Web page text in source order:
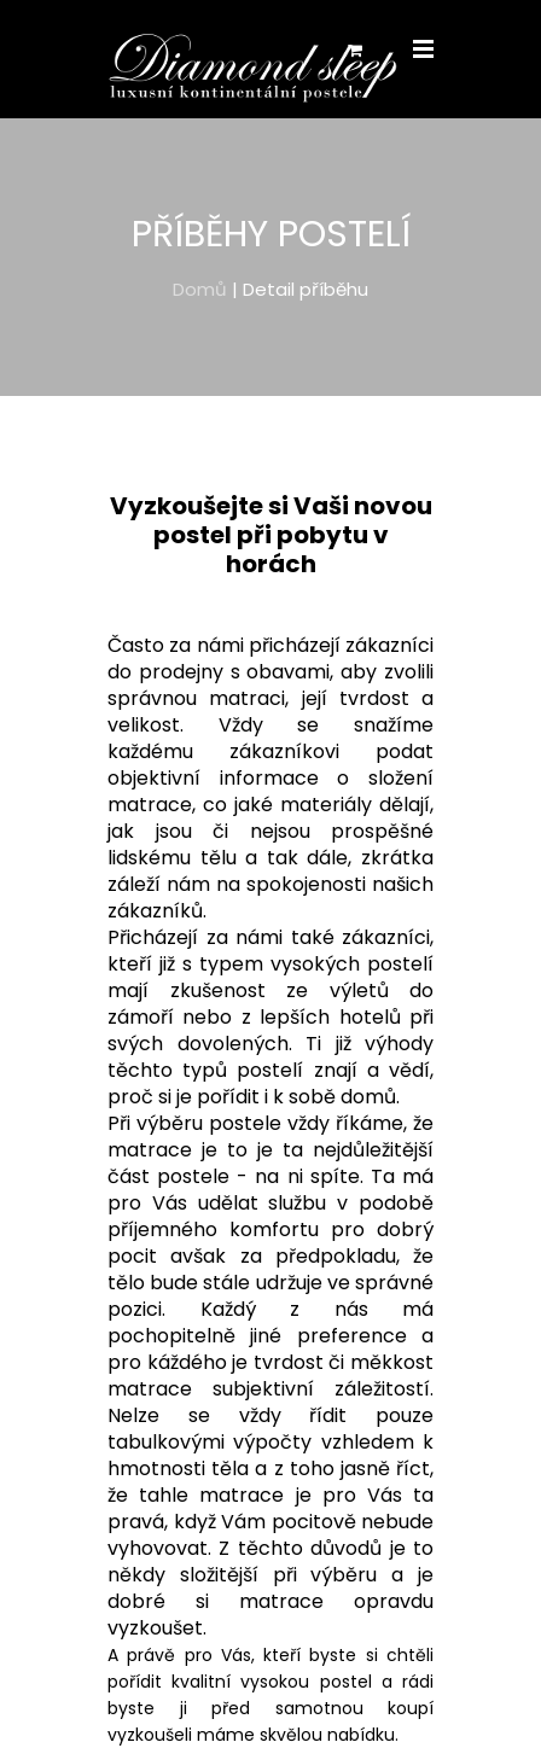
PŘÍBĚHY POSTELÍ
Domů | Detail příběhu
Vyzkoušejte si Vaši novou
postel při pobytu v
horách
Často za námi přicházejí zákazníci
do prodejny s obavami, aby zvolili
správnou matraci, její tvrdost a
velikost. Vždy se snažíme
každému zákazníkovi podat
objektivní informace o složení
matrace, co jaké materiály dělají,
jak jsou či nejsou prospěšné
lidskému tělu a tak dále, zkrátka
záleží nám na spokojenosti našich
zákazníků.
Přicházejí za námi také zákazníci,
kteří již s typem vysokých postelí
mají zkušenost ze výletů do
zámoří nebo z lepších hotelů při
svých dovolených. Ti již výhody
těchto typů postelí znají a vědí,
proč si je pořídit i k sobě domů.
Při výběru postele vždy říkáme, že
matrace je to je ta nejdůležitější
část postele - na ni spíte. Ta má
pro Vás udělat službu v podobě
příjemného komfortu pro dobrý
pocit avšak za předpokladu, že
tělo bude stále udržuje ve správné
pozici. Každý z nás má
pochopitelně jiné preference a
pro káždého je tvrdost či měkkost
matrace subjektivní záležitostí.
Nelze se vždy řídit pouze
tabulkovými výpočty vzhledem k
hmotnosti těla a z toho jasně říct,
že tahle matrace je pro Vás ta
pravá, když Vám pocitově nebude
vyhovovat. Z těchto důvodů je to
někdy složitější při výběru a je
dobré si matrace opravdu
vyzkoušet.
A právě pro Vás, kteří byste si chtěli
pořídit kvalitní vysokou postel a rádi
byste ji před samotnou koupí
vyzkoušeli máme skvělou nabídku.